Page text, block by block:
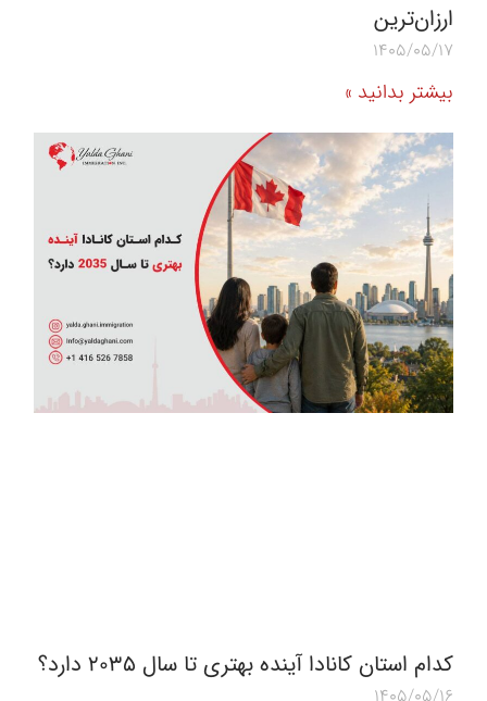
ارزان‌ترین
1405/05/17
بیشتر بدانید »
کدام استان کانادا آینده بهتری تا سال ۲۰۳۵ دارد؟